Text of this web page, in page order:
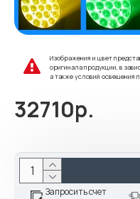
Изображения и цвет
оригинала продукции, в
а также условий освещения
32710р.
Запросить счет